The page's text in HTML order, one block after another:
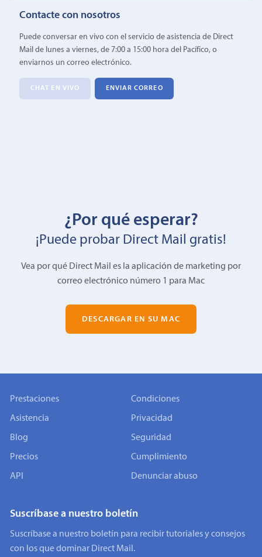
Contacte con nosotros
Puede conversar en vivo con el servicio de asistencia de Direct
Mail de lunes a viernes, de 7:00 a 15:00 hora del Pacífico, o
enviarnos un correo electrónico.
CHAT EN VIVO ENVIAR CORREO
¿Por qué esperar?
¡Puede probar Direct Mail gratis!
Vea por qué Direct Mail es la aplicación de marketing por
correo electrónico número 1 para Mac
DESCARGAR EN SU MAC
Prestaciones
Asistencia
Blog
Precios
API
Condiciones
Privacidad
Seguridad
Cumplimiento
Denunciar abuso
Suscríbase a nuestro boletín
Suscríbase a nuestro boletín para recibir tutoriales y consejos
con los que dominar Direct Mail.